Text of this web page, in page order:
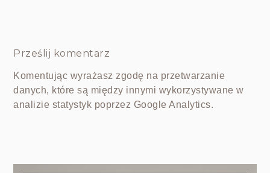
Prześlij komentarz
Komentując wyrażasz zgodę na przetwarzanie
danych, które są między innymi wykorzystywane w
analizie statystyk poprzez Google Analytics.